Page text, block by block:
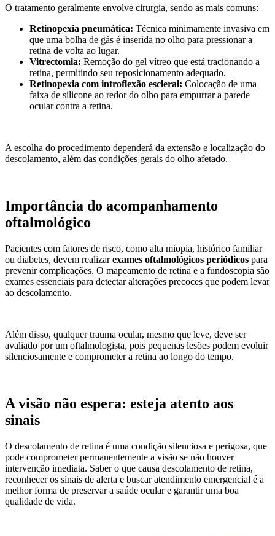
O tratamento geralmente envolve cirurgia, sendo as mais comuns:
Retinopexia pneumática: Técnica minimamente invasiva em
que uma bolha de gás é inserida no olho para pressionar a
retina de volta ao lugar.
Vitrectomia: Remoção do gel vítreo que está tracionando a
retina, permitindo seu reposicionamento adequado.
Retinopexia com introflexão escleral: Colocação de uma
faixa de silicone ao redor do olho para empurrar a parede
ocular contra a retina.
A escolha do procedimento dependerá da extensão e localização do
descolamento, além das condições gerais do olho afetado.
Importância do acompanhamento
oftalmológico
Pacientes com fatores de risco, como alta miopia, histórico familiar
ou diabetes, devem realizarexames oftalmológicos periódicos para
prevenir complicações. O mapeamento de retina e a fundoscopia são
exames essenciais para detectar alterações precoces que podem levar
ao descolamento.
Além disso, qualquer trauma ocular, mesmo que leve, deve ser
avaliado por um oftalmologista, pois pequenas lesões podem evoluir
silenciosamente e comprometer a retina ao longo do tempo.
A visão não espera: esteja atento aos
sinais
O descolamento de retina é uma condição silenciosa e perigosa, que
pode comprometer permanentemente a visão se não houver
intervenção imediata. Saber o que causa descolamento de retina,
reconhecer os sinais de alerta e buscar atendimento emergencial é a
melhor forma de preservar a saúde ocular e garantir uma boa
qualidade de vida.